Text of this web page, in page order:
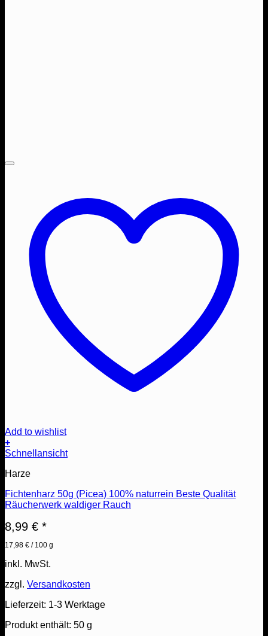
Add to wishlist
+
Schnellansicht
Harze
Fichtenharz 50g (Picea) 100% naturrein Beste Qualität
Räucherwerk waldiger Rauch
8,99 € *
17,98 € / 100 g
inkl. MwSt.
zzgl. Versandkosten
Lieferzeit: 1-3 Werktage
Produkt enthält: 50 g